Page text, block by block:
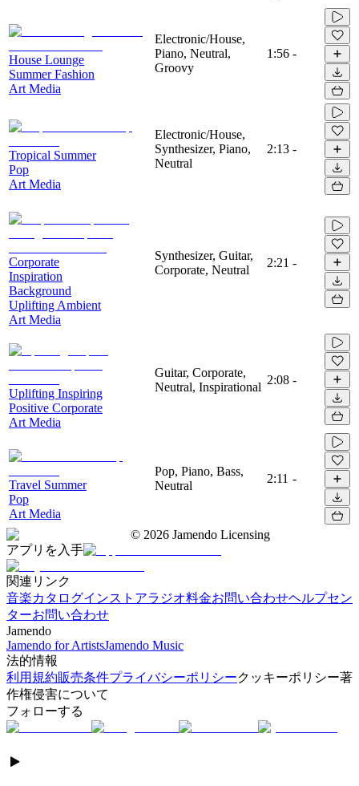
House Lounge
Summer Fashion
Art Media
Electronic/House,
Piano, Neutral,
Groovy
1:56 -
Tropical Summer
Pop
Art Media
Electronic/House,
Synthesizer, Piano,
Neutral
2:13 -
Corporate
Inspiration
Background
Uplifting Ambient
Art Media
Synthesizer, Guitar,
Corporate, Neutral
2:21 -
Uplifting Inspiring
Positive Corporate
Art Media
Guitar, Corporate,
Neutral, Inspirational
2:08 -
Travel Summer
Pop
Art Media
Pop, Piano, Bass,
Neutral
2:11 -
© 2026 Jamendo Licensing
アプリを入手
関連リンク
音楽カタログインストアラジオ料金お問い合わせヘルプセン
ターお問い合わせ
Jamendo
Jamendo for ArtistsJamendo Music
法的情報
利用規約販売条件プライバシーポリシークッキーポリシー著
作権侵害について
フォローする